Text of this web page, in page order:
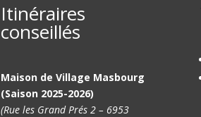
Itinéraires
conseillés
Maison de Village Masbourg
(Saison 2025-2026)
(Rue les Grand Prés 2 – 6953